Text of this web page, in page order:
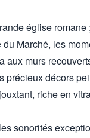
église
Marché, les
murs
décors
riche en
sonorités